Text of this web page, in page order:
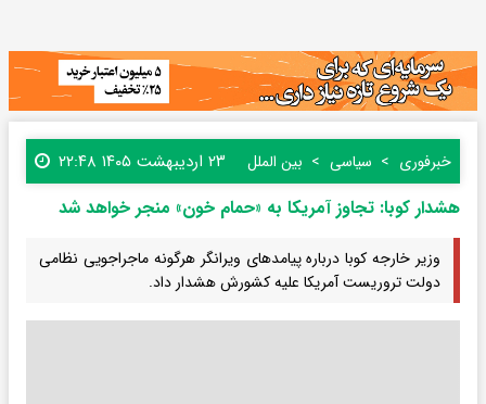
خبرفوری سیاسی بین الملل ۲۳ اردیبهشت ۱۴۰۵ ۲۲:۴۸
هشدار کوبا: تجاوز آمریکا به «حمام خون» منجر خواهد شد
وزیر خارجه کوبا درباره پیامدهای ویرانگر هرگونه ماجراجویی نظامی
دولت تروریست آمریکا علیه کشورش هشدار داد.